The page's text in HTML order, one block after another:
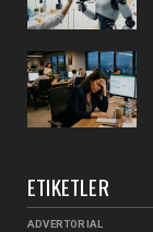
ETIKETLER
ADVERTORIAL